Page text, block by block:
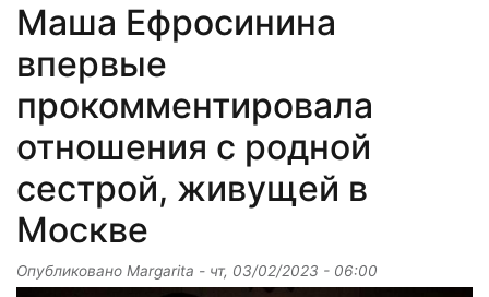
Маша Ефросинина
впервые
прокомментировала
отношения с родной
сестрой, живущей в
Москве
Опубликовано Margarita - чт, 03/02/2023 - 06:00